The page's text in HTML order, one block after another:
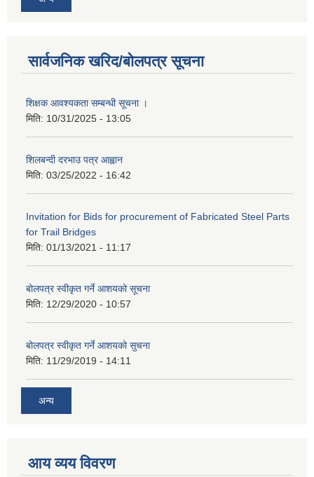
सार्वजनिक खरिद/बोलपत्र सूचना
शिक्षक आवश्यकता सम्बन्धी सूचना ।
मिति: 10/31/2025 - 13:05
शिलबन्दी दरभाउ पत्र आह्वान
मिति: 03/25/2022 - 16:42
Invitation for Bids for procurement of Fabricated Steel Parts
for Trail Bridges
मिति: 01/13/2021 - 11:17
बोलपत्र स्वीकृत गर्ने आशयको सूचना
मिति: 12/29/2020 - 10:57
बोलपत्र स्वीकृत गर्ने आशयको सुचना
मिति: 11/29/2019 - 14:11
अन्य
आय व्यय विवरण